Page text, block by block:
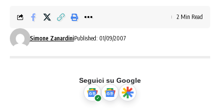
Simone ZanardiniPublished: 01/09/2007
2 Min Read
Seguici su Google